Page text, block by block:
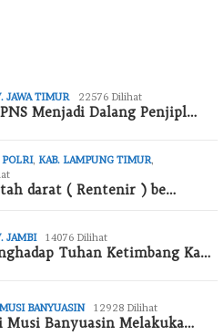
JAWA TIMUR 22576 Dilihat
Menjadi Dalang Penjipl…
, KAB. LAMPUNG TIMUR
darat ( Rentenir ) be…
JAMBI 14076 Dilihat
Tuhan Ketimbang Ka…
BANYUASIN 12928 Dilihat
Musi Banyuasin Melakuka…